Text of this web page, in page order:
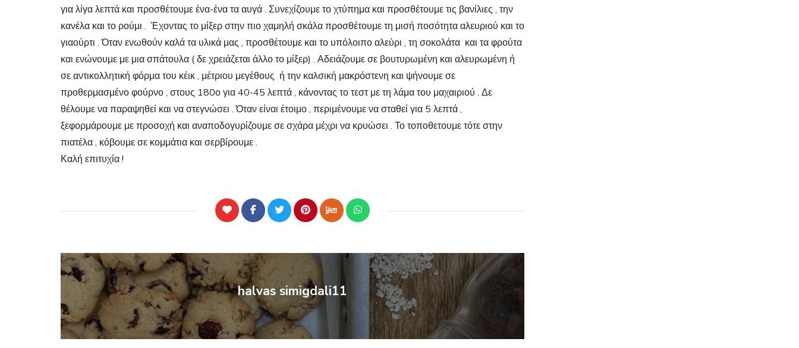
για λίγα λεπτά και προσθέτουμε ένα-ένα τα αυγά . Συνεχίζουμε το χτύπημα και προσθέτουμε τις βανίλιες , την
κανέλα και το ρούμι . Έχοντας το μίξερ στην πιο χαμηλή σκάλα προσθέτουμε τη μισή ποσότητα αλευριού και το
γιαούρτι . Όταν ενωθούν καλά τα υλικά μας , προσθέτουμε και το υπόλοιπο αλεύρι , τη σοκολάτα και τα φρούτα
και ενώνουμε με μια σπάτουλα ( δε χρειάζεται άλλο το μίξερ) . Αδειάζουμε σε βουτυρωμένη και αλευρωμένη ή
σε αντικολλητική φόρμα του κέικ , μέτριου μεγέθους ή την καλσική μακρόστενη και ψήνουμε σε
προθερμασμένο φούρνο , στους 180ο για 40-45 λεπτά , κάνοντας το τεστ με τη λάμα του μαχαιριού . Δε
θέλουμε να παραψηθεί και να στεγνώσει . Όταν είναι έτοιμο , περιμένουμε να σταθεί για 5 λεπτά ,
ξεφορμάρουμε με προσοχή και αναποδογυρίζουμε σε σχάρα μέχρι να κρυώσει . Το τοποθετουμε τότε στην
πιατέλα , κόβουμε σε κομμάτια και σερβίρουμε .
Καλή επιτυχία !
halvas simigdali11